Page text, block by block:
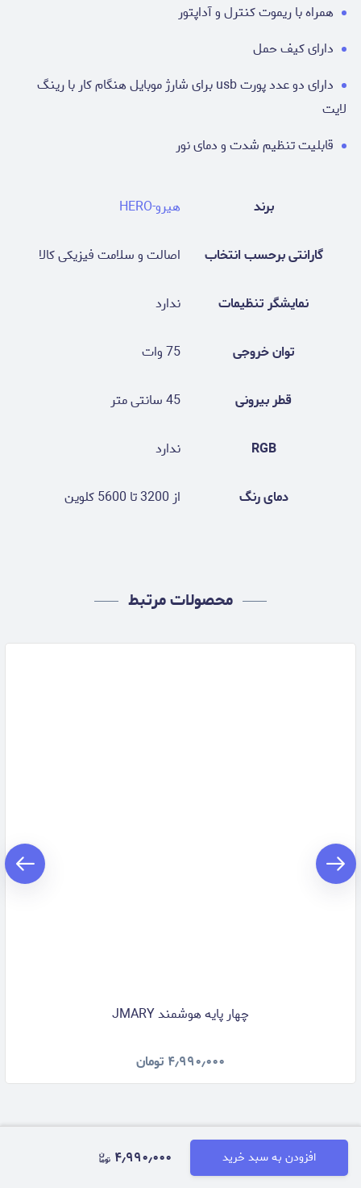
افزودن به سبد خرید ۴٫۹۹۰٫۰۰۰
همراه با ریموت کنترل و آداپتور
دارای کیف حمل
دارای دو عدد پورت usb برای شارژ موبایل هنگام کار با رینگ
لایت
قابلیت تنظیم شدت و دمای نور
برند هیرو-HERO
گارانتی برحسب انتخاب اصالت و سلامت فیزیکی کالا
نمایشگر تنظیمات ندارد
توان خروجی 75 وات
قطر بیرونی 45 سانتی متر
RGB ندارد
دمای رنگ از 3200 تا 5600 کلوین
محصولات مرتبط
چهار پایه هوشمند JMARY
۴٫۹۹۰٫۰۰۰ تومان